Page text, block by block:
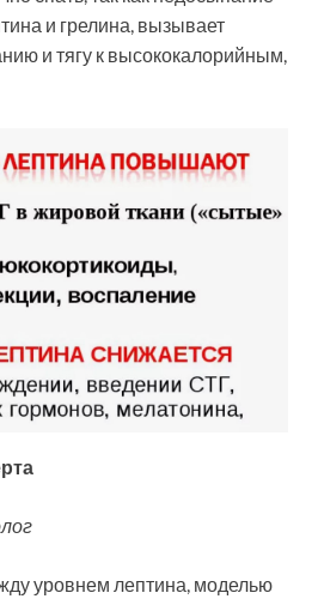
и грелина, вызывает
и тягу к высококалорийным,
уровнем лептина, моделью